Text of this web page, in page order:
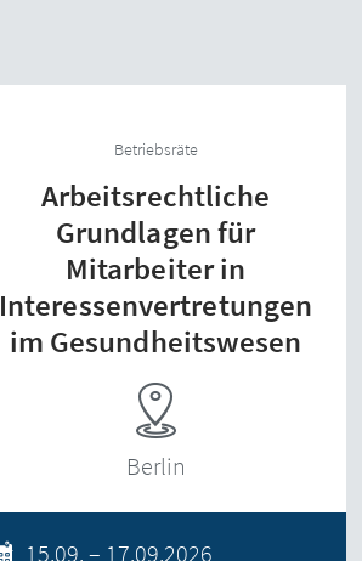
Betriebsräte
Arbeitsrechtliche
Grundlagen für
Mitarbeiter in
Interessenvertretungen
im Gesundheitswesen
Berlin
15.09. – 17.09.2026